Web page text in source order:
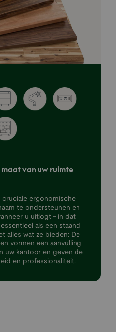
maat van uw ruimte
cruciale ergonomische
te ondersteunen en
u uitlogt - in dat
als een staand
alles wat ze bieden: De
vormen een aanvulling
uw kantoor en geven de
en professionaliteit.